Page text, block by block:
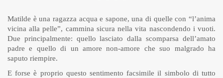
Matilde è una ragazza acqua e sapone, una di quelle con “l’anima
vicina alla pelle”, cammina sicura nella vita nascondendo i vuoti.
Due principalmente: quello lasciato dalla scomparsa dell’amato
padre e quello di un amore non-amore che suo malgrado ha
saputo riempire.
E forse è proprio questo sentimento facsimile il simbolo di tutto